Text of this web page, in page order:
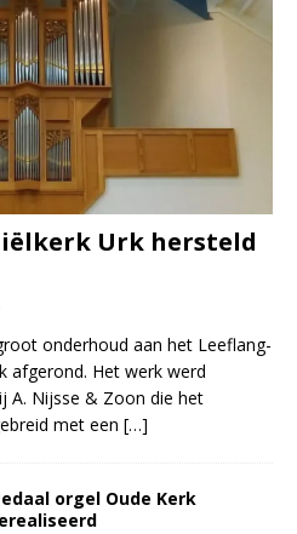
Urk hersteld
onderhoud aan het Leeflang-
afgerond. Het werk werd
A. Nijsse & Zoon die het
met een […]
orgel Oude Kerk